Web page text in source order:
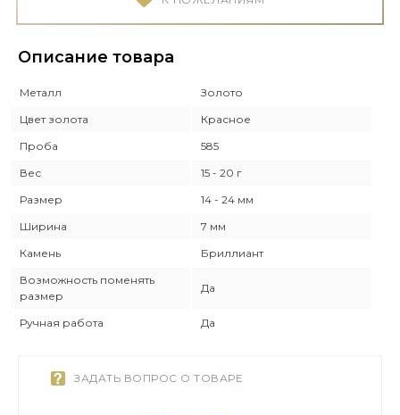
Описание товара
Металл
Золото
Цвет золота
Красное
Проба
585
Вес
15 - 20 г
Размер
14 - 24 мм
Ширина
7 мм
Камень
Бриллиант
Возможность поменять
размер
Да
Ручная работа Да
ЗАДАТЬ ВОПРОС О ТОВАРЕ